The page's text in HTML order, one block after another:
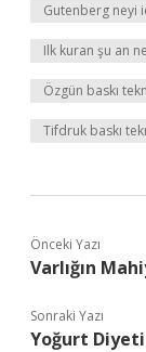
Gutenberg neyi
Ilk kuran şu an
Özgün baskı
Tifdruk baskı
Önceki Yazı
Varlığın
Sonraki Yazı
Yoğurt